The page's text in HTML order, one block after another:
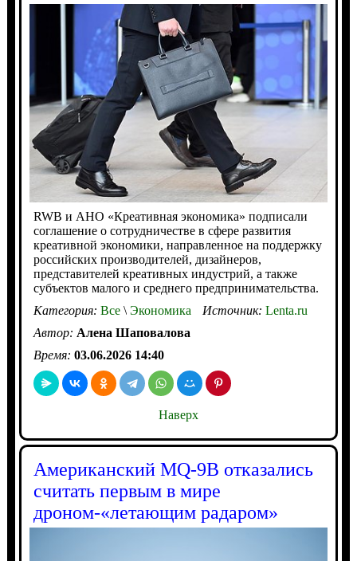
RWB и АНО «Креативная экономика» подписали
соглашение о сотрудничестве в сфере развития
креативной экономики, направленное на поддержку
российских производителей, дизайнеров,
представителей креативных индустрий, а также
субъектов малого и среднего предпринимательства.
Категория: Все\Экономика Источник: Lenta.ru
Автор: Алена Шаповалова
Время: 03.06.2026 14:40
Наверх
Американский MQ-9B отказались
считать первым в мире
дроном-«летающим радаром»